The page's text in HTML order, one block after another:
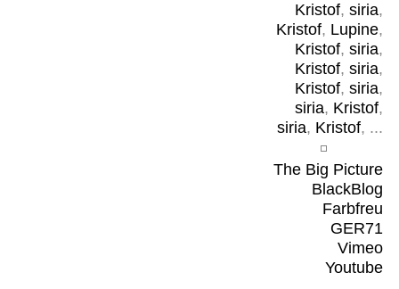
Kristof, siria,
Kristof, Lupine,
Kristof, siria,
Kristof, siria,
Kristof, siria,
siria, Kristof,
siria, Kristof, ...
The Big Picture
BlackBlog
Farbfreu
GER71
Vimeo
Youtube